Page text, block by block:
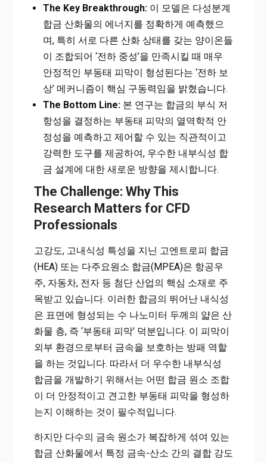
The Key Breakthrough:이 모델은 다성분계
합금 산화물의 에너지를 정확하게 예측했으
며, 특히 서로 다른 산화 상태를 갖는 양이온들
이 조합되어 ‘전하 중성’을 만족시킬 때 매우
안정적인 부동태 피막이 형성된다는 ‘전하 보
상’ 메커니즘이 핵심 구동력임을 밝혔습니다.
The Bottom Line:본 연구는 합금의 부식 저
항성을 결정하는 부동태 피막의 열역학적 안
정성을 예측하고 제어할 수 있는 직관적이고
강력한 도구를 제공하여, 우수한 내부식성 합
금 설계에 대한 새로운 방향을 제시합니다.
The Challenge: Why This
Research Matters for CFD
Professionals
고강도, 고내식성 특성을 지닌 고엔트로피 합금
(HEA) 또는 다주요원소 합금(MPEA)은 항공우
주, 자동차, 전자 등 첨단 산업의 핵심 소재로 주
목받고 있습니다. 이러한 합금의 뛰어난 내식성
은 표면에 형성되는 수 나노미터 두께의 얇은 산
화물 층, 즉 ‘부동태 피막’ 덕분입니다. 이 피막이
외부 환경으로부터 금속을 보호하는 방패 역할
을 하는 것입니다. 따라서 더 우수한 내부식성
합금을 개발하기 위해서는 어떤 합금 원소 조합
이 더 안정적이고 견고한 부동태 피막을 형성하
는지 이해하는 것이 필수적입니다.
하지만 다수의 금속 원소가 복잡하게 섞여 있는
합금 산화물에서 특정 금속-산소 간의 결합 강도